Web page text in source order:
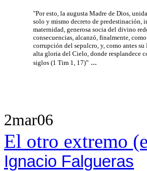
"Por esto, la augusta Madre de Dios,
solo y mismo decreto de predestinación,
maternidad, generosa socia del divino
consecuencias, alcanzó, finalmente,
corrupción del sepulcro, y, como antes
alta gloria del Cielo, donde resplandece
siglos (1 Tim 1, 17)” ...
2mar06
El otro extremo
Ignacio Falgueras